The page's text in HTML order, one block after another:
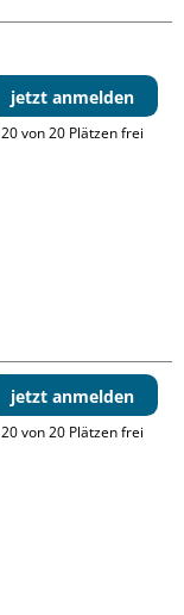
jetzt anmelden
20 von 20 Plätzen frei
jetzt anmelden
20 von 20 Plätzen frei